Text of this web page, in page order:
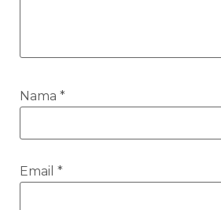
Nama *
Email *